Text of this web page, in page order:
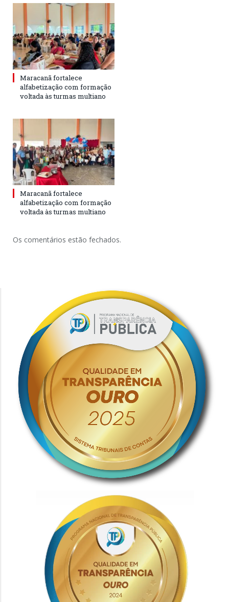
Maracanã fortalece
alfabetização com formação
voltada às turmas multiano
Maracanã fortalece
alfabetização com formação
voltada às turmas multiano
Os comentários estão fechados.